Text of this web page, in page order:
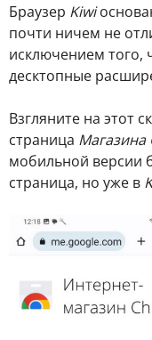
Браузер Kiwi
почти ничем не
исключением того,
десктопные
Взгляните на этот
страница Магазина
мобильной версии
страница, но уже в